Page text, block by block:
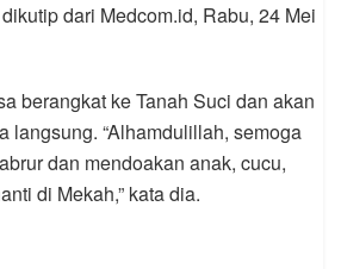
dari Medcom.id, Rabu, 24 Mei
berangkat ke Tanah Suci dan akan
langsung. “Alhamdulillah, semoga
dan mendoakan anak, cucu,
di Mekah,” kata dia.